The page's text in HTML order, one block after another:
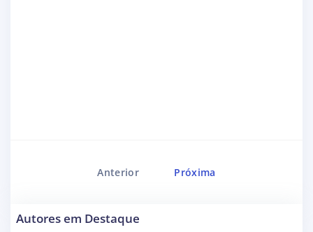
Anterior Próxima
Autores em Destaque